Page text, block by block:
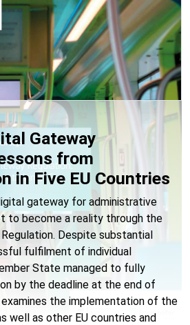
Gateway
from
in Five EU Countries
gateway for administrative
to become a reality through the
Despite substantial
fulfilment of individual
State managed to fully
by the deadline at the end of
examines the implementation of the
well as other EU countries and